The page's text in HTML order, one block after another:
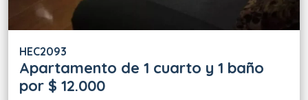
HEC2093
Apartamento de 1 cuarto y 1 baño
por $ 12.000